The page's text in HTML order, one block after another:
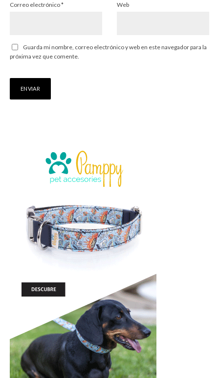
Correo electrónico* Web
Guarda mi nombre, correo electrónico y web en este navegador para la
próxima vez que comente.